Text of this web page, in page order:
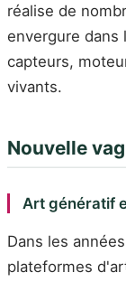
réalise de
envergure dans
capteurs,
vivants.
Nouvelle
Art génératif
Dans les
plateformes